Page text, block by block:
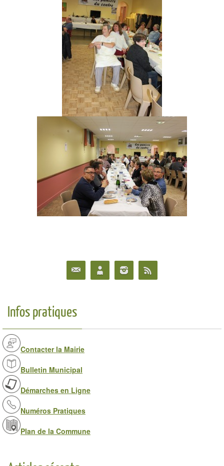
Infos pratiques
Contacter la Mairie
Bulletin Municipal
Démarches en Ligne
Numéros Pratiques
Plan de la Commune